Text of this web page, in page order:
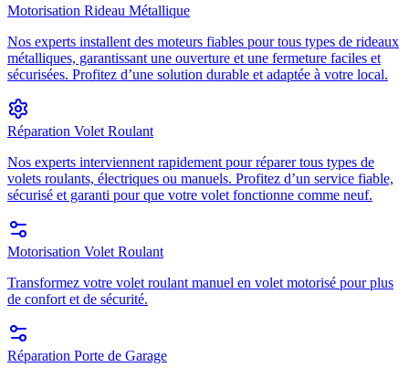
Motorisation Rideau Métallique
Nos experts installent des moteurs fiables pour tous types de rideaux
métalliques, garantissant une ouverture et une fermeture faciles et
sécurisées. Profitez d’une solution durable et adaptée à votre local.
Réparation Volet Roulant
Nos experts interviennent rapidement pour réparer tous types de
volets roulants, électriques ou manuels. Profitez d’un service fiable,
sécurisé et garanti pour que votre volet fonctionne comme neuf.
Motorisation Volet Roulant
Transformez votre volet roulant manuel en volet motorisé pour plus
de confort et de sécurité.
Réparation Porte de Garage